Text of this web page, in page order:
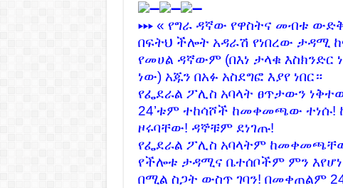
▸▸▸ « የግራ ዳኛው የዋስትና መብቱ
በፍትህ ችሎት አዳራሽ የነበረው ታዳሚ
የመሀል ዳኛውም (በእነ ታላቁ እስክንድር
ነው) አጁን በአፉ አስደግፎ እያየ ነበር።
የፌደራል ፖሊስ አባላት ፀጥታውን
24’ቱም ተከሳሾች ከመቀመጫው
ዞሩባቸው! ዳኞቹም ደነገጡ!
የፌደራል ፖሊስ አባላትም
የችሎቱ ታዳሚና ቤተሰቦችም ምን
በሚል ስጋት ውስጥ ገባን! በመቀጠልም